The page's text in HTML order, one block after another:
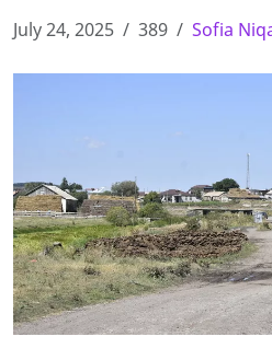
July 24, 2025 389 Sofia